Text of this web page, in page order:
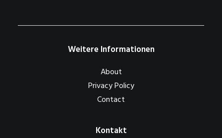
Weitere Informationen
About
Privacy Policy
Contact
Kontakt